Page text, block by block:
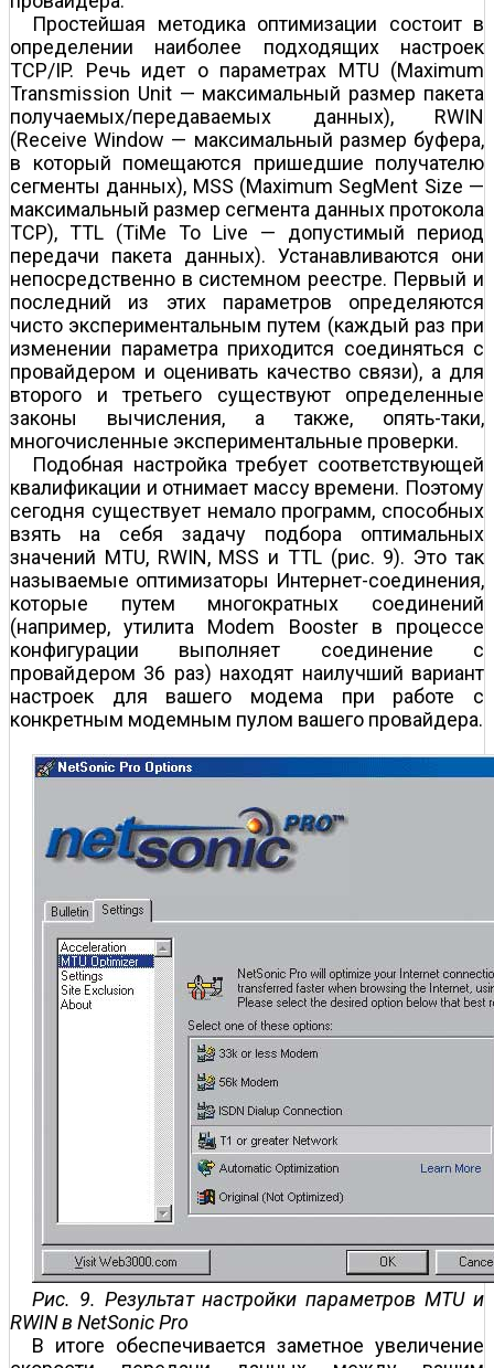
Простейшая методика оптимизации состоит в
определении наиболее подходящих настроек
TCP/IP. Речь идет о параметрах MTU (Maximum
Transmission Unit — максимальный размер пакета
получаемых/передаваемых данных), RWIN
(Receive Window — максимальный размер буфера,
в который помещаются пришедшие получателю
сегменты данных), MSS (Maximum SegMent Size —
максимальный размер сегмента данных протокола
TCP), TTL (TiMe To Live — допустимый период
передачи пакета данных). Устанавливаются они
непосредственно в системном реестре. Первый и
последний из этих параметров определяются
чисто экспериментальным путем (каждый раз при
изменении параметра приходится соединяться с
провайдером и оценивать качество связи), а для
второго и третьего существуют определенные
законы вычисления, а также, опять-таки,
многочисленные экспериментальные проверки.
Подобная настройка требует соответствующей
квалификации и отнимает массу времени. Поэтому
сегодня существует немало программ, способных
взять на себя задачу подбора оптимальных
значений MTU, RWIN, MSS и TTL (рис. 9). Это так
называемые оптимизаторы Интернет-соединения,
которые путем многократных соединений
(например, утилита Modem Booster в процессе
конфигурации выполняет соединение с
провайдером 36 раз) находят наилучший вариант
настроек для вашего модема при работе с
конкретным модемным пулом вашего провайдера.
Рис. 9. Результат настройки параметров MTU и
RWIN в NetSonic Pro
В итоге обеспечивается заметное увеличение